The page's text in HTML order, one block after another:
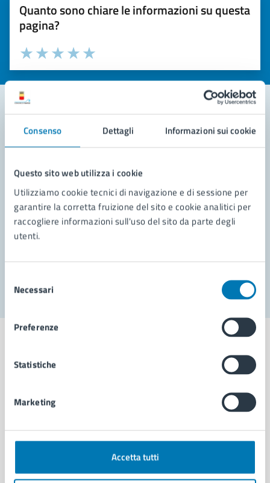
Consenso Dettagli Informazioni sui cookie
Questo sito web utilizza i cookie
Utilizziamo cookie tecnici di navigazione e di sessione per
garantire la corretta fruizione del sito e cookie analitici per
raccogliere informazioni sull'uso del sito da parte degli
utenti.
delNecessari
Preferenze
Statistiche
Marketing
Accetta tutti
Quanto sono chiare le informazioni su questa
pagina?
Valuta la chiarezza delle informazioni (da 1 a 5 stelle)
Seleziona il numero di stelle per valutare la chiarezza delle
Valuta 5 stelle su 5
Valuta 4 stelle su 5
Valuta 3 stelle su 5
Valuta 2 stelle su 5
Valuta 1 stelle su 5
Contatta il comune
Richiedi assistenza
Prenota appuntamento
Problemi in città
Aree amministrative